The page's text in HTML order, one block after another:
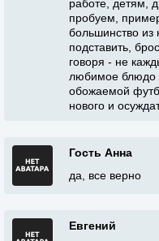
работе, детям,
пробуем,
большинство из
подставить,
говоря - не
любимое блюдо
обожаемой
нового и
Гость Анна
да, все верно
Евгений